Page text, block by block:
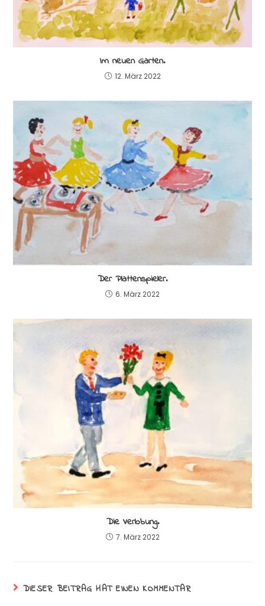
Im neuen Garten.
12. März 2022
Der Plattenspieler.
6. März 2022
Die Verlobung.
7. März 2022
DIESER BEITRAG HAT EINEN KOMMENTAR